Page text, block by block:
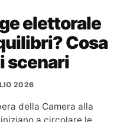
elettorale
Cosa
scenari
2026
della Camera alla